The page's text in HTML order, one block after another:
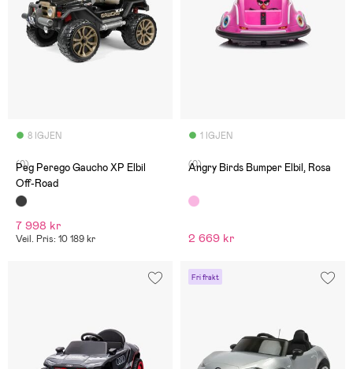
8 IGJEN
(0)
Peg Perego Gaucho XP Elbil
Off-Road
7 998 kr
Veil. Pris: 10 189 kr
1 IGJEN
(0)
Angry Birds Bumper Elbil, Rosa
2 669 kr
Fri frakt